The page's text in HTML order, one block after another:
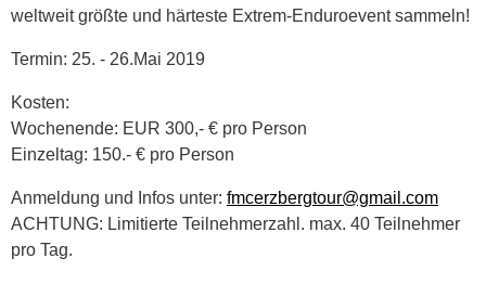
weltweit größte und härteste Extrem-Enduroevent sammeln!
Termin: 25. - 26.Mai 2019
Kosten:
Wochenende: EUR 300,- € pro Person
Einzeltag: 150.- € pro Person
Anmeldung und Infos unter: fmcerzbergtour@gmail.com
ACHTUNG: Limitierte Teilnehmerzahl. max. 40 Teilnehmer
pro Tag.